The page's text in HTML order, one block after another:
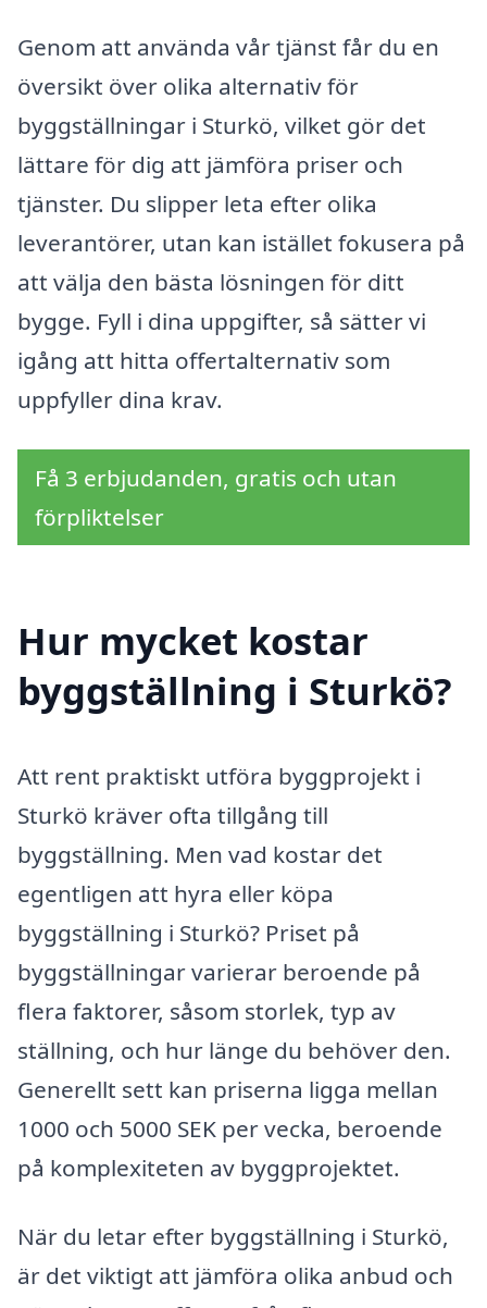
Genom att använda vår tjänst får du en
översikt över olika alternativ för
byggställningar i Sturkö, vilket gör det
lättare för dig att jämföra priser och
tjänster. Du slipper leta efter olika
leverantörer, utan kan istället fokusera på
att välja den bästa lösningen för ditt
bygge. Fyll i dina uppgifter, så sätter vi
igång att hitta offertalternativ som
uppfyller dina krav.
Få 3 erbjudanden, gratis och utan
förpliktelser
Hur mycket kostar
byggställning i Sturkö?
Att rent praktiskt utföra byggprojekt i
Sturkö kräver ofta tillgång till
byggställning. Men vad kostar det
egentligen att hyra eller köpa
byggställning i Sturkö? Priset på
byggställningar varierar beroende på
flera faktorer, såsom storlek, typ av
ställning, och hur länge du behöver den.
Generellt sett kan priserna ligga mellan
1000 och 5000 SEK per vecka, beroende
på komplexiteten av byggprojektet.
När du letar efter byggställning i Sturkö,
är det viktigt att jämföra olika anbud och